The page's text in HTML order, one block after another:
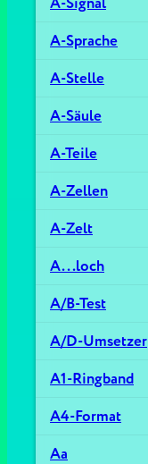
A-Sprache
A-Stelle
A-Säule
A-Teile
A-Zellen
A-Zelt
A...loch
A/B-Test
A/D-Umsetzer
A1-Ringband
A4-Format
Aa